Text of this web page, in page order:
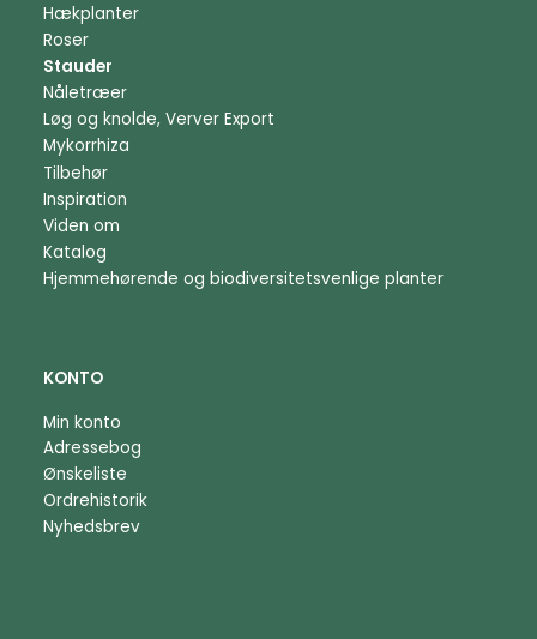
Hækplanter
Roser
Stauder
Nåletræer
Løg og knolde, Verver Export
Mykorrhiza
Tilbehør
Inspiration
Viden om
Katalog
Hjemmehørende og biodiversitetsvenlige planter
KONTO
Min konto
Adressebog
Ønskeliste
Ordrehistorik
Nyhedsbrev